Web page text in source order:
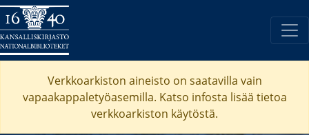
Verkkoarkiston aineisto on saatavilla vain
vapaakappaletyöasemilla. Katso infosta lisää tietoa
verkkoarkiston käytöstä.